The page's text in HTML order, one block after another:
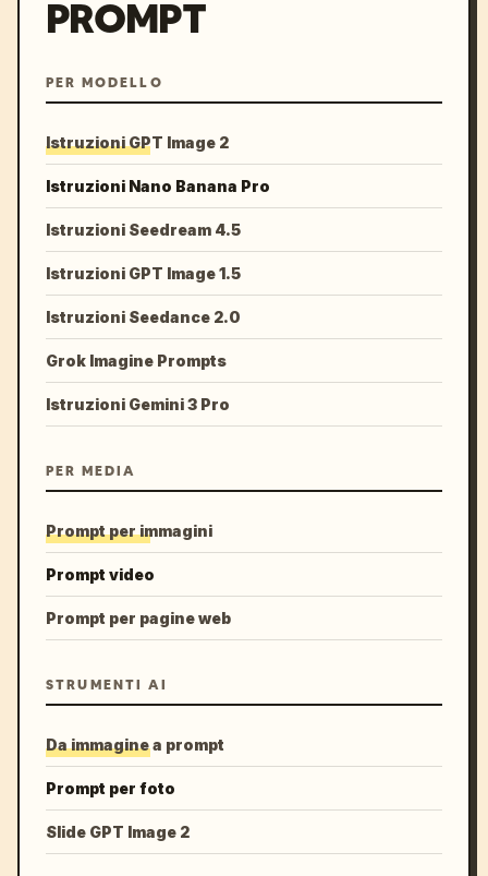
PROMPT
PER MODELLO
Istruzioni GPT Image 2
Istruzioni Nano Banana Pro
Istruzioni Seedream 4.5
Istruzioni GPT Image 1.5
Istruzioni Seedance 2.0
Grok Imagine Prompts
Istruzioni Gemini 3 Pro
PER MEDIA
Prompt per immagini
Prompt video
Prompt per pagine web
STRUMENTI AI
Da immagine a prompt
Prompt per foto
Slide GPT Image 2